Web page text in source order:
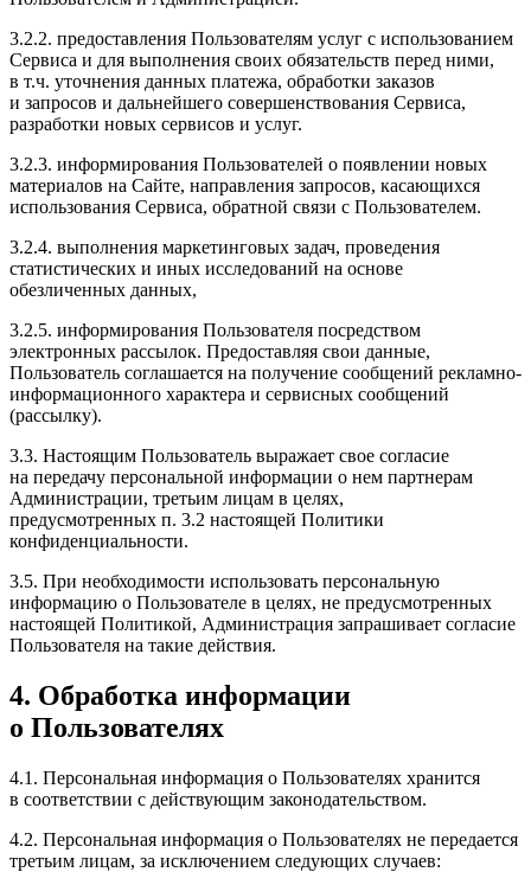
3.2.2. предоставления Пользователям услуг с использованием
Сервиса и для выполнения своих обязательств перед ними,
в т.ч. уточнения данных платежа, обработки заказов
и запросов и дальнейшего совершенствования Сервиса,
разработки новых сервисов и услуг.
3.2.3. информирования Пользователей о появлении новых
материалов на Сайте, направления запросов, касающихся
использования Сервиса, обратной связи с Пользователем.
3.2.4. выполнения маркетинговых задач, проведения
статистических и иных исследований на основе
обезличенных данных,
3.2.5. информирования Пользователя посредством
электронных рассылок. Предоставляя свои данные,
Пользователь соглашается на получение сообщений рекламно-
информационного характера и сервисных сообщений
(рассылку).
3.3. Настоящим Пользователь выражает свое согласие
на передачу персональной информации о нем партнерам
Администрации, третьим лицам в целях,
предусмотренных п. 3.2 настоящей Политики
конфиденциальности.
3.5. При необходимости использовать персональную
информацию о Пользователе в целях, не предусмотренных
настоящей Политикой, Администрация запрашивает согласие
Пользователя на такие действия.
4. Обработка информации
о Пользователях
4.1. Персональная информация о Пользователях хранится
в соответствии с действующим законодательством.
4.2. Персональная информация о Пользователях не передается
третьим лицам, за исключением следующих случаев: